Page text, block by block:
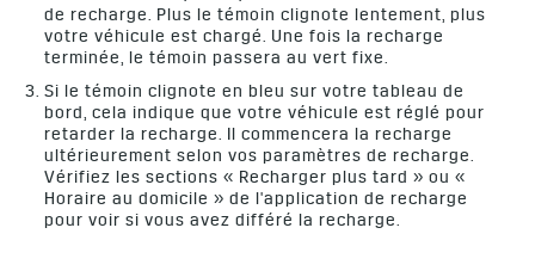
de recharge. Plus le témoin clignote lentement, plus
votre véhicule est chargé. Une fois la recharge
terminée, le témoin passera au vert fixe.
Si le témoin clignote en bleu sur votre tableau de
bord, cela indique que votre véhicule est réglé pour
retarder la recharge. Il commencera la recharge
ultérieurement selon vos paramètres de recharge.
Vérifiez les sections « Recharger plus tard » ou «
Horaire au domicile » de l'application de recharge
pour voir si vous avez différé la recharge.